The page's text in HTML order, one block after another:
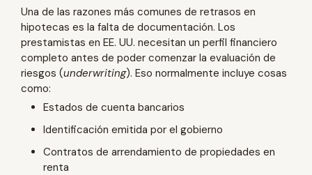
Una de las razones más comunes de retrasos en
hipotecas es la falta de documentación. Los
prestamistas en EE. UU. necesitan un perfil financiero
completo antes de poder comenzar la evaluación de
riesgos (underwriting). Eso normalmente incluye cosas
como:
Estados de cuenta bancarios
Identificación emitida por el gobierno
Contratos de arrendamiento de propiedades en
renta